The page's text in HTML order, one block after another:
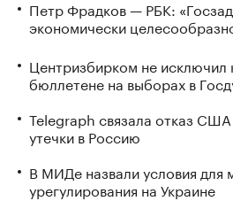
Петр Фрадков — РБК:
экономически
Центризбирком не исключил
бюллетене на выборах в
Telegraph связала отказ
утечки в Россию
В МИДе назвали условия для
урегулирования на Украине